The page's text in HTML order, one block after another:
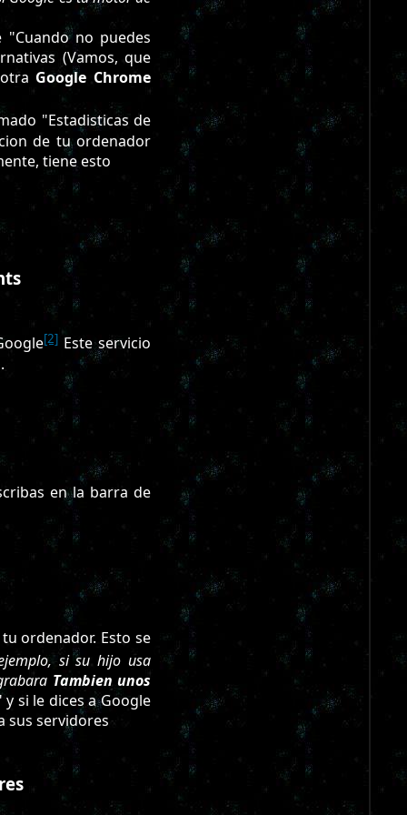
"Cuando no puedes
(Vamos, que
Google Chrome
"Estadisticas de
de tu ordenador
tiene esto
[2] Este servicio
en la barra de
ordenador. Esto se
si su hijo usa
Tambien unos
si le dices a Google
sus servidores